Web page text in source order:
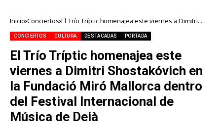
Inicio Conciertos El Trío Tríptic homenajea este viernes a Dimitri
del Festival Internacional de Música de Deià
CONCIERTOS CULTURA DESTACADAS PORTADA
El Trío Tríptic homenajea este
viernes a Dimitri Shostakóvich en
la Fundació Miró Mallorca dentro
del Festival Internacional de
Música de Deià